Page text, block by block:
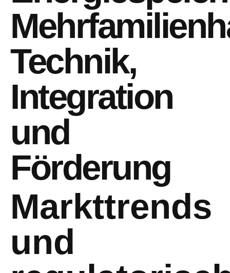
Technik,
Integration
und
Förderung
Markttrends
und